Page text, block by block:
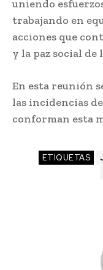
uniendo
trabajando en
acciones que
y la paz social de
En esta reunión
las incidencias
conforman esta
ETIQUETAS